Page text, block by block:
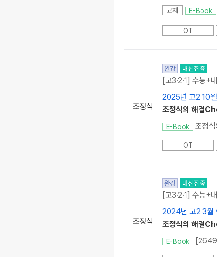
교재 E-Book
OT
조정식
완강 내신집중
[고3·2·1] 수능+
2025년 고2 10
조정식의 해결
E-Book 조정
OT
조정식
완강 내신집중
[고3·2·1] 수능+
2024년 고2 3월
조정식의 해결
E-Book